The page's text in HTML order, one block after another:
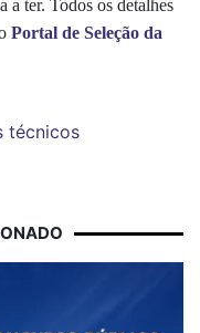
a ter. Todos os detalhes
Portal de Seleção da
técnicos